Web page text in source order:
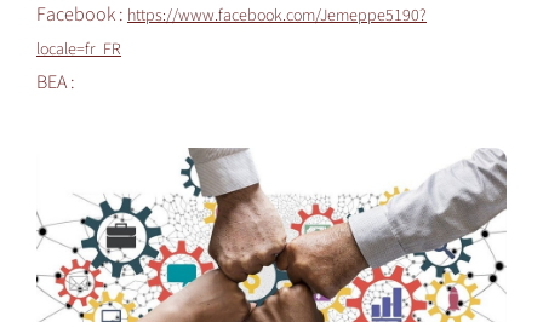
Facebook :https://www.facebook.com/Jemeppe5190?
locale=fr_FR
BEA :